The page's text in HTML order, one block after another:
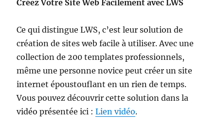
Créez Votre Site Web Facilement avec LWS
Ce qui distingue LWS, c’est leur solution de
création de sites web facile à utiliser. Avec une
collection de 200 templates professionnels,
même une personne novice peut créer un site
internet époustouflant en un rien de temps.
Vous pouvez découvrir cette solution dans la
vidéo présentée ici :Lien vidéo.